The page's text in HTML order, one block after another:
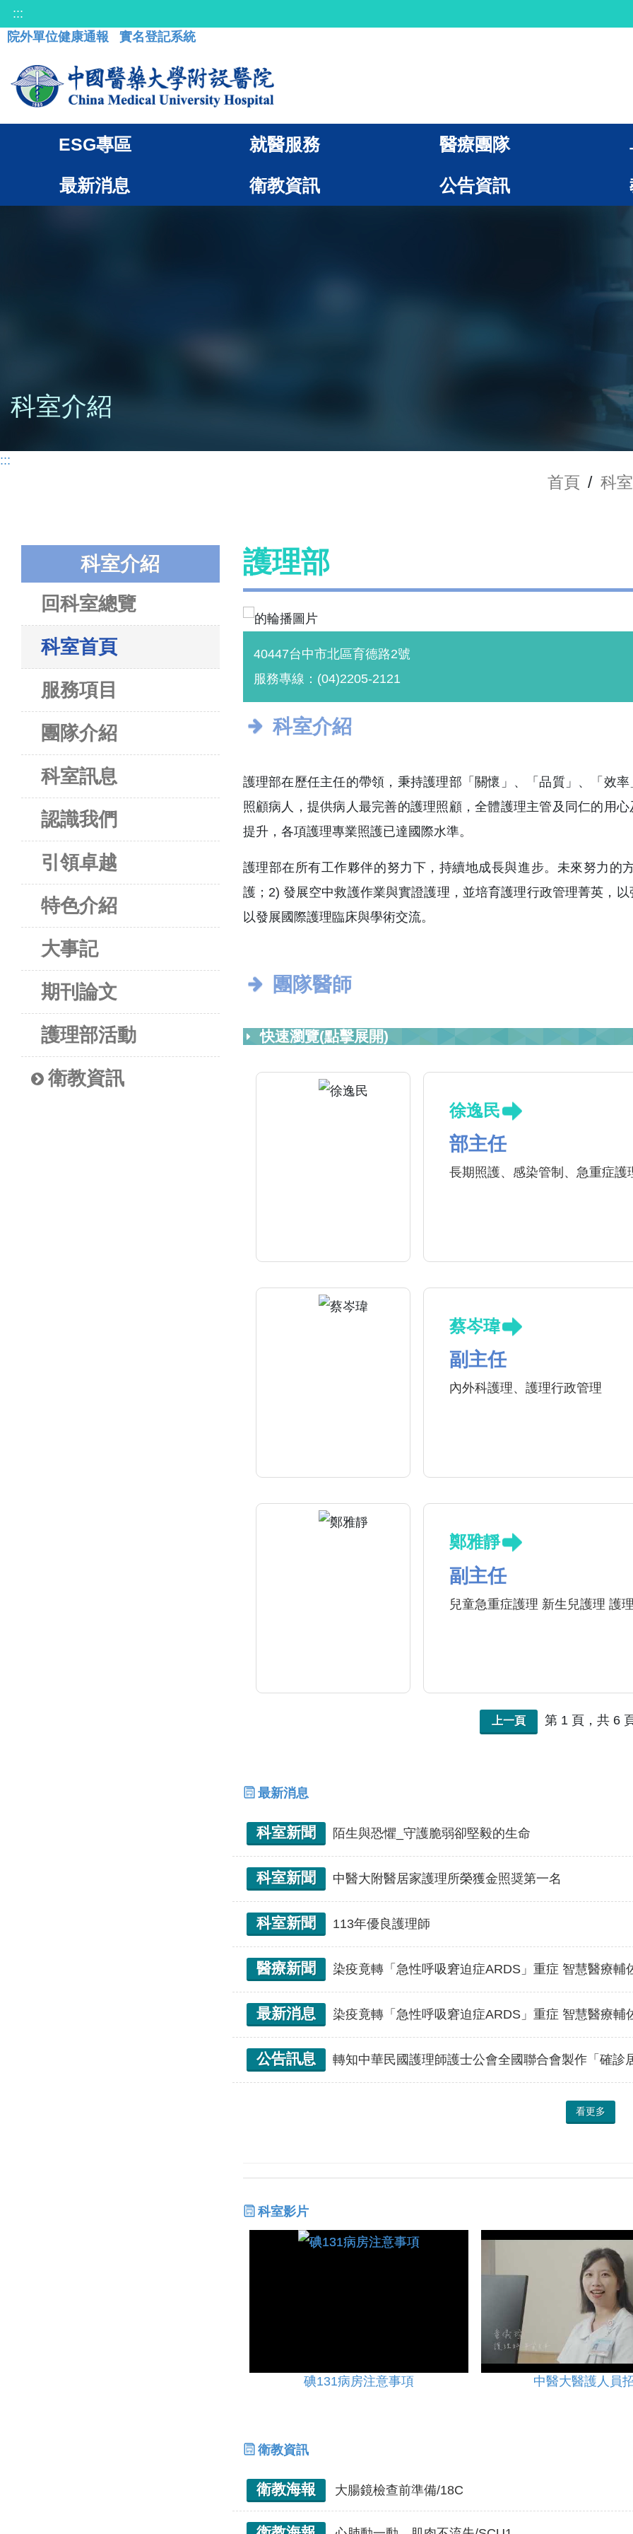
:::
院外單位健康通報
實名登記系統
ESG專區 就醫服務 醫療團隊
最新消息 衛教資訊 公告資訊
科室介紹
:::
首頁 / 科
科室介紹
回科室總覽
科室首頁
服務項目
團隊介紹
科室訊息
認識我們
引領卓越
特色介紹
大事記
期刊論文
護理部活動
衛教資訊
護理部
40447台中市北區育德路2號
服務專線：(04)2205-2121
科室介紹
護理部在歷任主任的帶領，秉持護理部「關懷」、「品質」、「效
照顧病人，提供病人最完善的護理照顧，全體護理主管及同仁的用
提升，各項護理專業照護已達國際水準。
護理部在所有工作夥伴的努力下，持續地成長與進步。未來努力的
護；2) 發展空中救護作業與實證護理，並培育護理行政管理菁英，
以發展國際護理臨床與學術交流。
團隊醫師
快速瀏覽(點擊展開)
徐逸民
部主任
長期照護、感染管制、急重症護
蔡岑瑋
副主任
內外科護理、護理行政管理
鄭雅靜
副主任
兒童急重症護理 新生兒護理 護
上一頁 第 1 頁，共 6
最新消息
科室新聞 陌生與恐懼_守護脆弱卻堅毅的生命
科室新聞 中醫大附醫居家護理所榮獲金照奨第一名
科室新聞 113年優良護理師
醫療新聞 染疫竟轉「急性呼吸窘迫症ARDS」重症 智慧醫療輔佐團隊 逆轉
最新消息 染疫竟轉「急性呼吸窘迫症ARDS」重症 智慧醫療輔佐團隊 逆轉
公告訊息 轉知中華民國護理師護士公會全國聯合會製作「確診
看更多
科室影片
碘131病房注意事項 中醫大醫護人員
衛教資訊
衛教海報 大腸鏡檢查前準備/18C